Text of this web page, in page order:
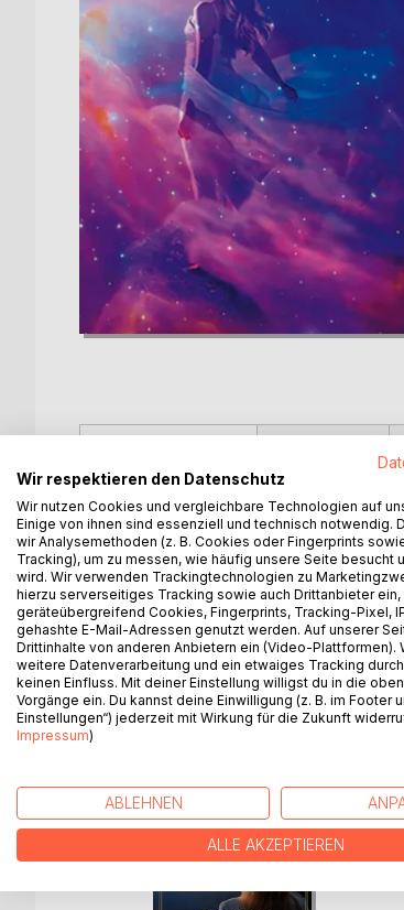
Wenn Licht die Seele trifft, ist ein
Die Welt wird von dunklen Mächten
Stone steht am Anfang ihrer Reise
Wettlauf mit der Zeit beginnt.
WEITERE TITEL
Wir respektieren den Datenschutz
Wir nutzen Cookies und vergleichbare Technologien auf
Einige von ihnen sind essenziell und technisch notwendig.
wir Analysemethoden (z. B. Cookies oder Fingerprints
Tracking), um zu messen, wie häufig unsere Seite besucht
wird. Wir verwenden Trackingtechnologien zu
hierzu serverseitiges Tracking sowie auch Drittanbieter
geräteübergreifend Cookies, Fingerprints, Tracking-Pixel,
gehashte E-Mail-Adressen genutzt werden. Auf unserer
Drittinhalte von anderen Anbietern ein (Video-Plattformen).
weitere Datenverarbeitung und ein etwaiges Tracking
keinen Einfluss. Mit deiner Einstellung willigst du in die
Vorgänge ein. Du kannst deine Einwilligung (z. B. im Footer
Einstellungen“) jederzeit mit Wirkung für die Zukunft
Impressum)
ABLEHNEN
ALLE AKZEPTIEREN